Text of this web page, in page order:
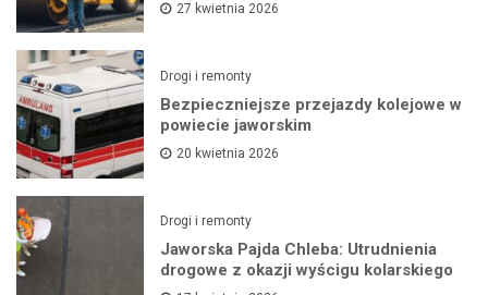
27 kwietnia 2026
Drogi i remonty
Bezpieczniejsze przejazdy kolejowe w
powiecie jaworskim
20 kwietnia 2026
Drogi i remonty
Jaworska Pajda Chleba: Utrudnienia
drogowe z okazji wyścigu kolarskiego